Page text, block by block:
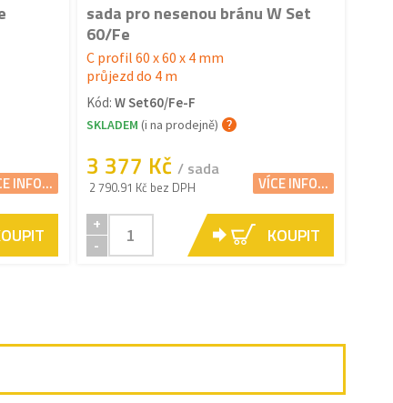
INFO...
sada pro nesenou bránu W Set
60/Fe
C profil 60 x 60 x 4 mm
průjezd do 4 m
Kód: W Set60/Fe-F
SKLADEM (i na prodejně)
3 377 Kč / sada
2 790.91 Kč bez DPH VÍCE INFO...
+
-
KOUPIT